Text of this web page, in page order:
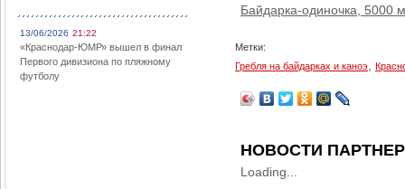
13/06/2026 21:22
«Краснодар-ЮМР» вышел в финал
Первого дивизиона по пляжному
футболу
Байдарка-одиночка, 5000
Метки:
Гребля на байдарках и каноэ
НОВОСТИ
Loading...